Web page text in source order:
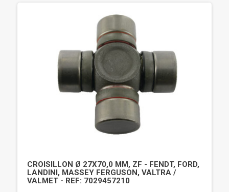
CROISILLON Ø 27X70,0 MM, ZF - FENDT, FORD,
LANDINI, MASSEY FERGUSON, VALTRA /
VALMET - REF: 7029457210